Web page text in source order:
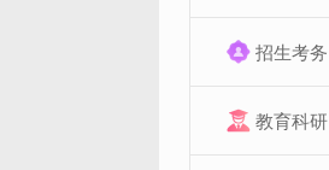
招生考务
教育科研